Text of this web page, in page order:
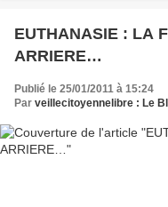
EUTHANASIE : LA
ARRIERE…
Publié le 25/01/2011 à 15:24
Par veillecitoyennelibre : Le